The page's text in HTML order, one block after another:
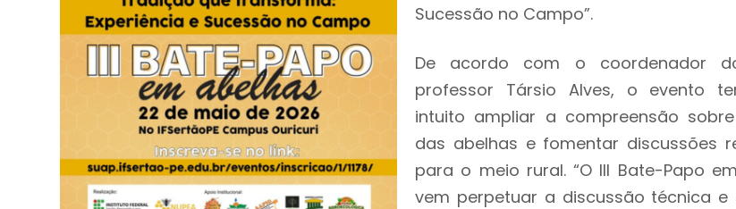
Sucessão no Campo”.
De acordo com o coordenador do
professor Társio Alves, o evento
intuito ampliar a compreensão
das abelhas e fomentar discussões
para o meio rural. “O III Bate-Papo
vem perpetuar a discussão técnica e